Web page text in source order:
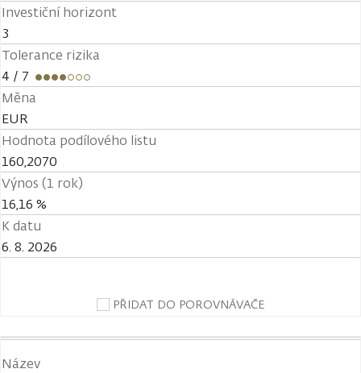
Investiční horizont
3
Tolerance rizika
4 / 7
Měna
EUR
Hodnota podílového listu
160,2070
Výnos (1 rok)
16,16 %
K datu
6. 8. 2026
PŘIDAT DO POROVNÁVAČE
Název